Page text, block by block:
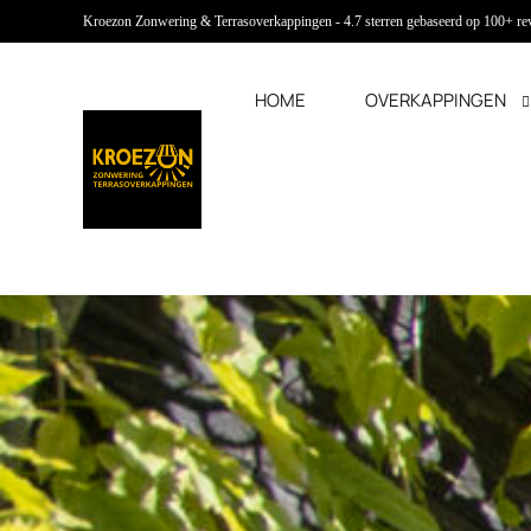
Kroezon Zonwering & Terrasoverkappingen - 4.7 sterren gebaseerd op 100+
HOME OVERKAPPINGEN
Terrasoverkappingen
Overkaping met glas
Overkapping met lamellen
Overkapping met doekdak
Overkapping met vouwdak
Buitenzonwering
Verticale zonwering
Screens
Rolluiken
Buitenjaloezieën
Uitvalschermen
Markiezen